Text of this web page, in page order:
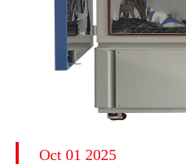
Oct 01 2025